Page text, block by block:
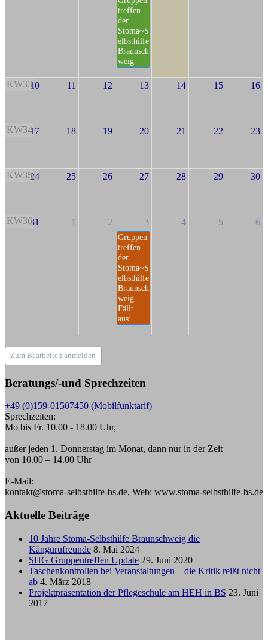
treffen
der
Stoma~S
elbsthilfe
Braunsch
weig
KW3310 11 12 13 14 15 16
KW3417 18 19 20 21 22 23
KW3524 25 26 27 28 29 30
KW3631 1 2 3
Gruppen
treffen
der
Stoma~S
elbsthilfe
Braunsch
weig.
Fällt
aus!
4 5 6
Zum Bearbeiten anmelden
Beratungs/-und Sprechzeiten
+49 (0)159-01507450 (Mobilfunktarif)
Sprechzeiten:
Mo bis Fr. 10.00 - 18.00 Uhr,
außer jeden 1. Donnerstag im Monat, dann nur in der Zeit
von 10.00 – 14.00 Uhr
E-Mail:
kontakt@stoma-selbsthilfe-bs.de, Web: www.stoma-selbsthilfe-bs.de
Aktuelle Beiträge
10 Jahre Stoma-Selbsthilfe Braunschweig die
Kängurufreunde 8. Mai 2024
SHG Gruppentreffen Update 29. Juni 2020
Taschenkontrollen bei Veranstaltungen – die Kritik reißt nicht
ab 4. März 2018
Projektpräsentation der Pflegeschule am HEH in BS 23. Juni
2017